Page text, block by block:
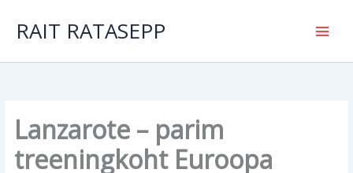
contentRAIT RATASEPP
Lanzarote – parim
treeningkoht Euroopa